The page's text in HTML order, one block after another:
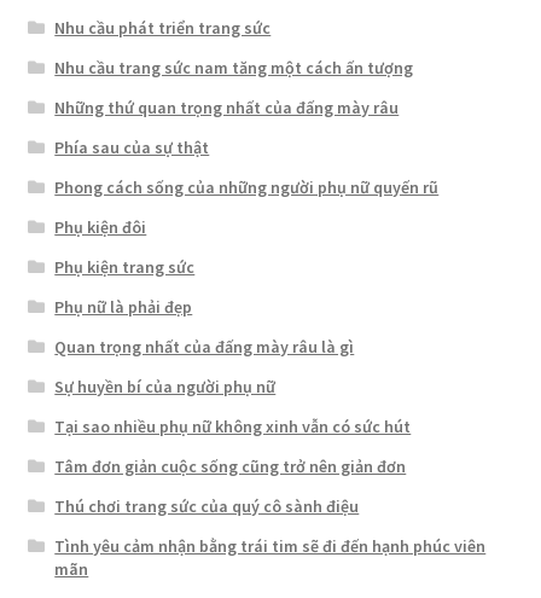
Nhu cầu phát triển trang sức
Nhu cầu trang sức nam tăng một cách ấn tượng
Những thứ quan trọng nhất của đấng mày râu
Phía sau của sự thật
Phong cách sống của những người phụ nữ quyến rũ
Phụ kiện đôi
Phụ kiện trang sức
Phụ nữ là phải đẹp
Quan trọng nhất của đấng mày râu là gì
Sự huyền bí của người phụ nữ
Tại sao nhiều phụ nữ không xinh vẫn có sức hút
Tâm đơn giản cuộc sống cũng trở nên giản đơn
Thú chơi trang sức của quý cô sành điệu
Tình yêu cảm nhận bằng trái tim sẽ đi đến hạnh phúc viên
mãn